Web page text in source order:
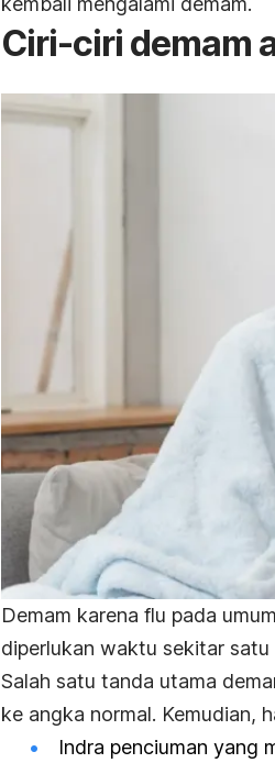
Ciri-ciri demam
Demam karena flu pada
diperlukan waktu sekitar satu
Salah satu tanda utama
ke angka normal. Kemudian,
Indra penciuman yang